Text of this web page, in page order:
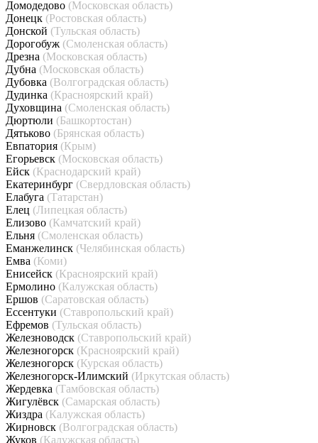
Домодедово (Московская область)
Донецк (Ростовская область)
Донской (Тульская область)
Дорогобуж (Смоленская область)
Дрезна (Московская область)
Дубна (Московская область)
Дубовка (Волгоградская область)
Дудинка (Красноярский край)
Духовщина (Смоленская область)
Дюртюли (Башкортостан)
Дятьково (Брянская область)
Евпатория (Крым)
Егорьевск (Московская область)
Ейск (Краснодарский край)
Екатеринбург (Свердловская область)
Елабуга (Татарстан)
Елец (Липецкая область)
Елизово (Камчатский край)
Ельня (Смоленская область)
Еманжелинск (Челябинская область)
Емва (Коми)
Енисейск (Красноярский край)
Ермолино (Калужская область)
Ершов (Саратовская область)
Ессентуки (Ставропольский край)
Ефремов (Тульская область)
Железноводск (Ставропольский край)
Железногорск (Красноярский край)
Железногорск (Курская область)
Железногорск-Илимский (Иркутская область)
Жердевка (Тамбовская область)
Жигулёвск (Самарская область)
Жиздра (Калужская область)
Жирновск (Волгоградская область)
Жуков (Калужская область)